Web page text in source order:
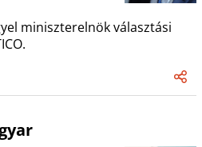
miniszterelnök választási